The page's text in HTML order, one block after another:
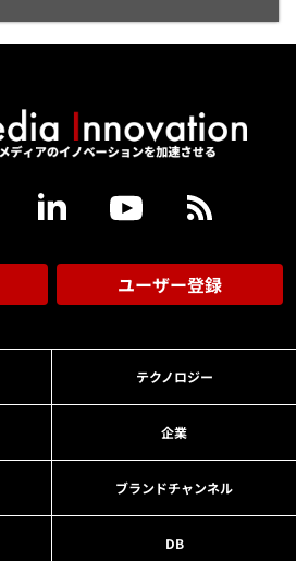
ユーザー登録
テクノロジー
企業
ブランドチャンネル
DB